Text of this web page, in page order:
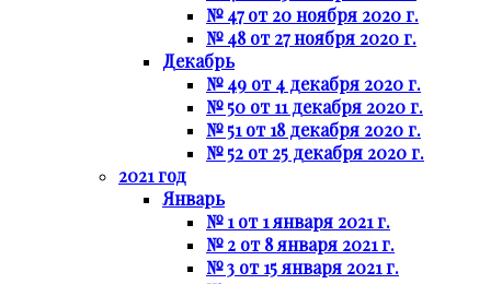
№ 47 от 20 ноября 2020 г.
№ 48 от 27 ноября 2020 г.
Декабрь
№ 49 от 4 декабря 2020 г.
№ 50 от 11 декабря 2020 г.
№ 51 от 18 декабря 2020 г.
№ 52 от 25 декабря 2020 г.
2021 год
Январь
№ 1 от 1 января 2021 г.
№ 2 от 8 января 2021 г.
№ 3 от 15 января 2021 г.